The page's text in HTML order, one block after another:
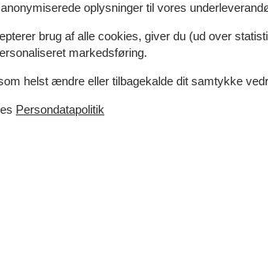
hvor I kan nyde en skøn sommerhusferie i
udforske, hvor de kan bruge timer på bygning af
og opleve den lokale fauna og flora.
af i Furreby og det nærliggende område. Besøg
I kan også tage en tur til det lokale
eventyrlystne, er der mulighed for at tage
ture langs stranden og lytte til bølgernes
hvor I kan smage på lokale specialiteter.
kan spille brætspil, hygge og nyde hinandens
oplysninger til vores
brug af alle cookies, giver du (ud over
markedsføring.
helst ændre eller tilbagekalde dit samtykke
Persondatapolitik